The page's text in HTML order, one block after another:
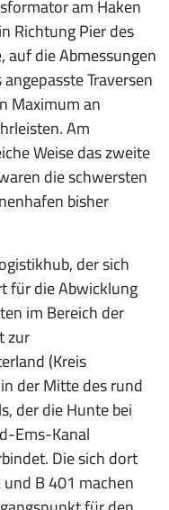
am Haken
Richtung Pier des
auf die Abmessungen
Traversen
Maximum an
Am
Weise das zweite
die schwersten
bisher
der sich
für die Abwicklung
im Bereich der
zur
(Kreis
der Mitte des rund
der die Hunte bei
Ems-Kanal
Die sich dort
B 401 machen